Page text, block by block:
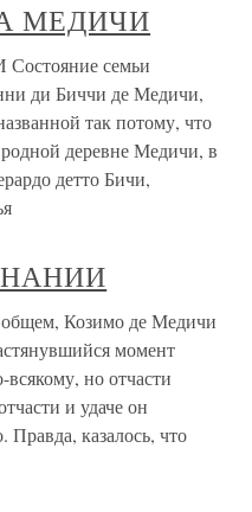
МЕДИЧИ
семьи
ди Биччи де Медичи,
так потому, что
деревне Медичи, в
детто Бичи,
Козимо де Медичи
момент
но отчасти
и удаче он
казалось, что